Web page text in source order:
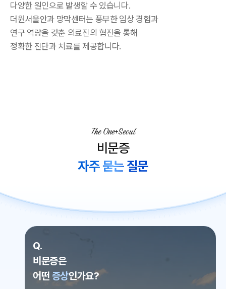
다양한 원인으로 발생할 수 있습니다.
더원서울안과 망막센터는 풍부한 임상 경험과
연구 역량을 갖춘 의료진의 협진을 통해
정확한 진단과 치료를 제공합니다.
The One Seoul
비문증
자주 묻는 질문
Q.
비문증은
어떤 증상인가요?